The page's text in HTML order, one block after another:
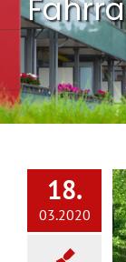
18.
03.2020